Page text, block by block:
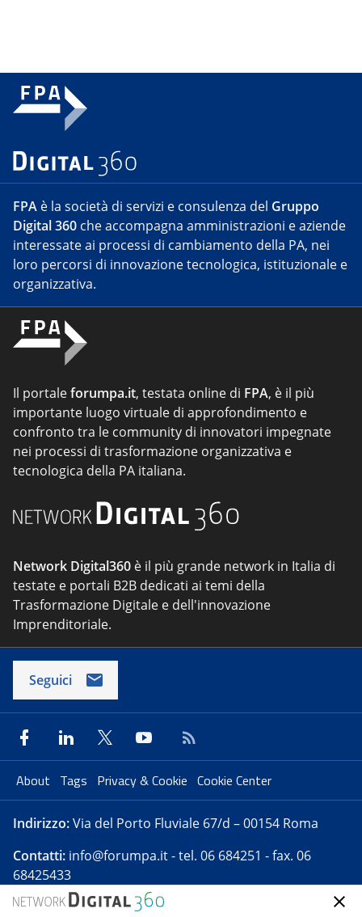
FPA è la società di servizi e consulenza del Gruppo
Digital 360 che accompagna amministrazioni e aziende
interessate ai processi di cambiamento della PA, nei
loro percorsi di innovazione tecnologica, istituzionale e
organizzativa.
Il portaleforumpa.it, testata online di FPA, è il più
importante luogo virtuale di approfondimento e
confronto tra le community di innovatori impegnate
nei processi di trasformazione organizzativa e
tecnologica della PA italiana.
Network Digital360 è il più grande network in Italia di
testate e portali B2B dedicati ai temi della
Trasformazione Digitale e dell'innovazione
Imprenditoriale.
Seguici
About Tags Privacy & Cookie Cookie Center
Indirizzo:Via del Porto Fluviale 67/d – 00154 Roma
Contatti: info@forumpa.it- tel. 06 684251 - fax. 06
68425433